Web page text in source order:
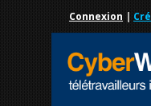
Connexion |